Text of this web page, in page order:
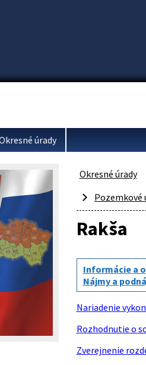
úrady
Okresné úrady
Pozemkové
Rakša
Informácie a
Nájmy a
Nariadenie
Rozhodnutie o
Zverejnenie